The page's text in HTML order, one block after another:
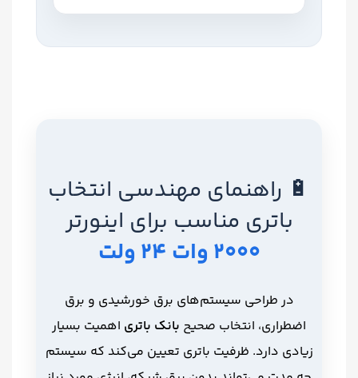
🔋 راهنمای مهندسی انتخاب
باتری مناسب برای اینورتر
2000 وات 24 ولت
در طراحی سیستم‌های برق خورشیدی و برق
اضطراری، انتخاب صحیح بانک باتری اهمیت بسیار
زیادی دارد. ظرفیت باتری تعیین می‌کند که سیستم